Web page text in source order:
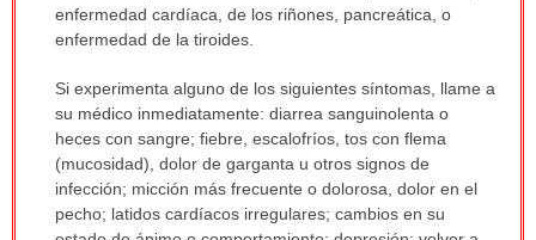
enfermedad cardíaca, de los riñones, pancreática, o
enfermedad de la tiroides.
Si experimenta alguno de los siguientes síntomas, llame a
su médico inmediatamente: diarrea sanguinolenta o
heces con sangre; fiebre, escalofríos, tos con flema
(mucosidad), dolor de garganta u otros signos de
infección; micción más frecuente o dolorosa, dolor en el
pecho; latidos cardíacos irregulares; cambios en su